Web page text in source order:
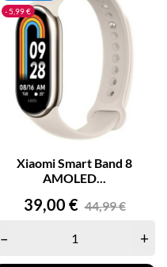
- 5,99 €
Xiaomi Smart Band 8
AMOLED...
Precio
39,00 € Precio
44,99 €
– +